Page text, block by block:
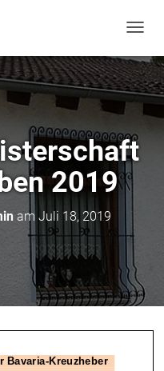
A
V
I
I
O
A
L
T
N
2019
am Juli 18, 2019